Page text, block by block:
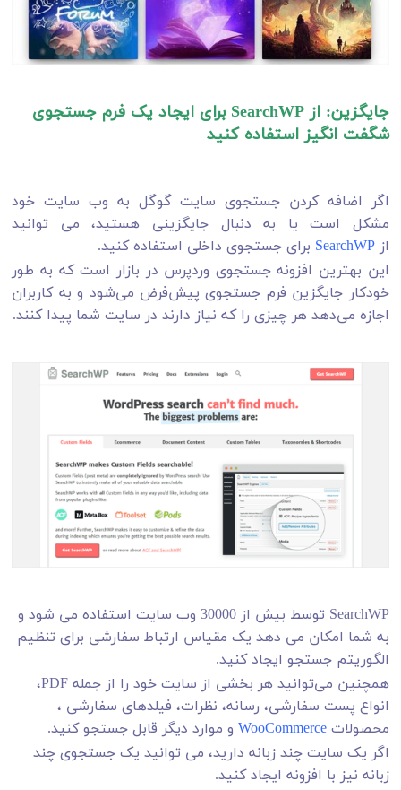
جایگزین: از SearchWP برای ایجاد یک فرم جستجوی
شگفت انگیز استفاده کنید
اگر اضافه کردن جستجوی سایت گوگل به وب سایت خود
مشکل است یا به دنبال جایگزینی هستید، می توانید
ازSearchWP برای جستجوی داخلی استفاده کنید.
این بهترین افزونه جستجوی وردپرس در بازار است که به طور
خودکار جایگزین فرم جستجوی پیش‌فرض می‌شود و به کاربران
اجازه می‌دهد هر چیزی را که نیاز دارند در سایت شما پیدا کنند.
SearchWP توسط بیش از 30000 وب سایت استفاده می شود و
به شما امکان می دهد یک مقیاس ارتباط سفارشی برای تنظیم
الگوریتم جستجو ایجاد کنید.
همچنین می‌توانید هر بخشی از سایت خود را از جمله PDF،
انواع پست سفارشی، رسانه، نظرات، فیلدهای سفارشی ،
محصولاتWooCommerce و موارد دیگر قابل جستجو کنید.
اگر یک سایت چند زبانه دارید، می توانید یک جستجوی چند
زبانه نیز با افزونه ایجاد کنید.